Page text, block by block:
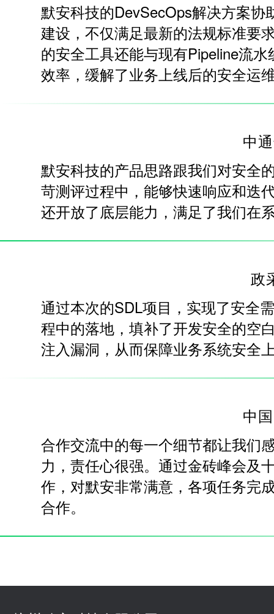
默安科技的DevSecOps解决方案
建设，不仅满足最新的法规标准要
的安全工具还能与现有Pipeline流
效率，缓解了业务上线后的安全运
中
默安科技的产品思路跟我们对安全
苛测评过程中，能够快速响应和迭
还开放了底层能力，满足了我们在
政
通过本次的SDL项目，实现了安全
程中的落地，填补了开发安全的空
注入漏洞，从而保障业务系统安全
中
合作交流中的每一个细节都让我们
力，责任心很强。通过金砖峰会及
作，对默安非常满意，各项任务完
合作。